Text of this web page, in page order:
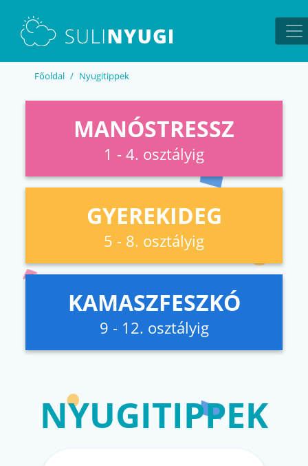
Főoldal Nyugitippek
MANÓSTRESSZ
1 - 4. osztályig
GYEREKIDEG
5 - 8. osztályig
KAMASZFESZKÓ
9 - 12. osztályig
NYUGITIPPEK